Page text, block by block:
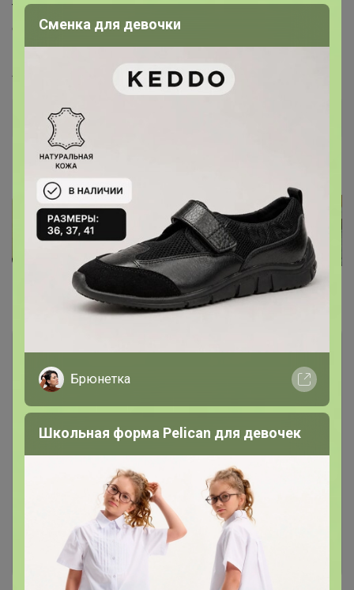
Также этот товар используют в салонах красоты;
офисах; на предприятиях пищевого производства;
музеях; аэропортах и бассейнах.
2155288
Фотографии покупателей
Комментарии 13
Чтобы написать комментарий необходимо
авторизоваться на сайте!
Это займет меньше минуты
Войти Зарегистрироваться
Сменка для девочки
Брюнетка
Школьная форма Pelican для девочек